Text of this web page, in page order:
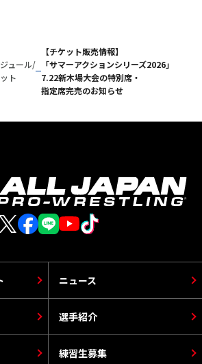
ュール/
ト
【チケット販売情報】
「サマーアクションシリーズ2026」
7.22新木場大会の特別席・
指定席完売のお知らせ
選手紹介
ニュース
練習生募集